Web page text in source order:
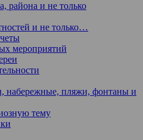
района и не только
и не только…
мероприятий
набережные, пляжи, фонтаны и
тему